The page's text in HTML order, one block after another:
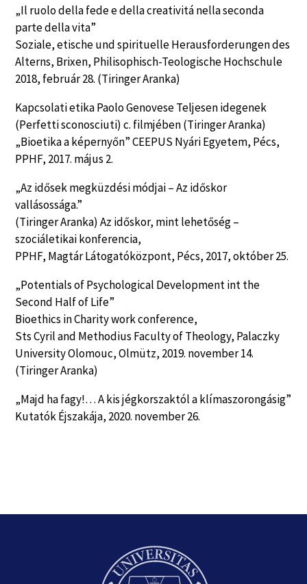
„Il ruolo della fede e della creativitá nella seconda
parte della vita”
Soziale, etische und spirituelle Herausforderungen des
Alterns, Brixen, Philisophisch-Teologische Hochschule
2018, február 28. (Tiringer Aranka)
Kapcsolati etika Paolo Genovese Teljesen idegenek
(Perfetti sconosciuti) c. filmjében (Tiringer Aranka)
„Bioetika a képernyőn” CEEPUS Nyári Egyetem, Pécs,
PPHF, 2017. május 2.
„Az idősek megküzdési módjai – Az időskor
vallásossága.”
(Tiringer Aranka) Az időskor, mint lehetőség –
szociáletikai konferencia,
PPHF, Magtár Látogatóközpont, Pécs, 2017, október 25.
„Potentials of Psychological Development int the
Second Half of Life”
Bioethics in Charity work conference,
Sts Cyril and Methodius Faculty of Theology, Palaczky
University Olomouc, Olmütz, 2019. november 14.
(Tiringer Aranka)
„Majd ha fagy!… A kis jégkorszaktól a klímaszorongásig”
Kutatók Éjszakája, 2020. november 26.